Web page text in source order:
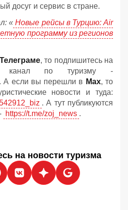
досуг и сервис в стране.
« Новые рейсы в Турцию: Air
программу из регионов
Телеграме, то подпишитесь на
канал по туризму -
. А если вы перешли в Мах, то
новости и туда:
. А тут публикуются
https://t.me/zoj_news .
на новости туризма